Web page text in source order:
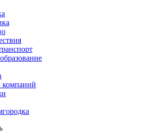
компаний